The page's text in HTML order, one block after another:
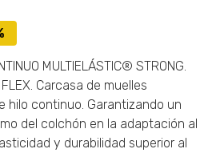
MULTIELÁSTIC® STRONG.
Carcasa de muelles
hilo continuo. Garantizando un
del colchón en la adaptación al
y durabilidad superior al